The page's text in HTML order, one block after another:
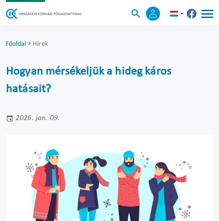
Főoldal Hírek
Hogyan mérsékeljük a hideg káros
hatásait?
2026. jan. 09.